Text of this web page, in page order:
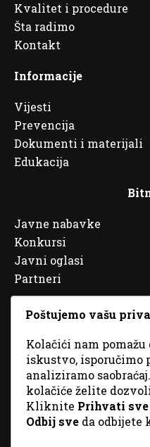
Kvalitet i procedure
Šta radimo
Kontakt
Informacije
Vijesti
Prevencija
Dokumenti i materijali
Edukacija
Javne nabavke
Konkursi
Javni oglasi
Partneri
© 2026 Sva prava
Poštujemo vašu
Kolačići nam pomažu
iskustvo, isporučimo
analiziramo
kolačiće želite
Kliknite Prihvati sve
Odbij sve da odbijete